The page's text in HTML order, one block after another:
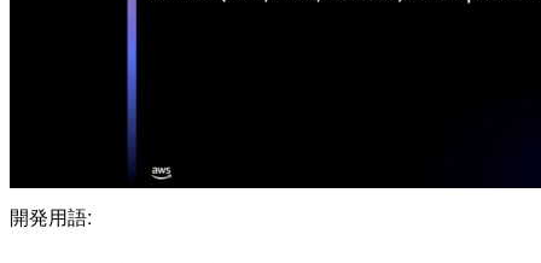
開発用語: